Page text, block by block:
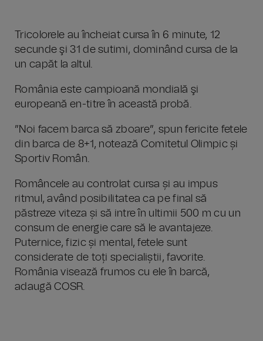
Tricolorele au încheiat cursa în 6 minute, 12
secunde şi 31 de sutimi, dominând cursa de la
un capăt la altul.
România este campioană mondială şi
europeană en-titre în această probă.
”Noi facem barca să zboare”, spun fericite fetele
din barca de 8+1, notează Comitetul Olimpic și
Sportiv Român.
Româncele au controlat cursa și au impus
ritmul, având posibilitatea ca pe final să
păstreze viteza și să intre în ultimii 500 m cu un
consum de energie care să le avantajeze.
Puternice, fizic și mental, fetele sunt
considerate de toți specialiștii, favorite.
România visează frumos cu ele în barcă,
adaugă COSR.